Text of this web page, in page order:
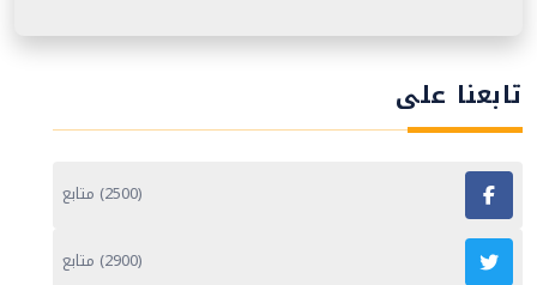
تابعنا على
(2500) متابع
(2900) متابع